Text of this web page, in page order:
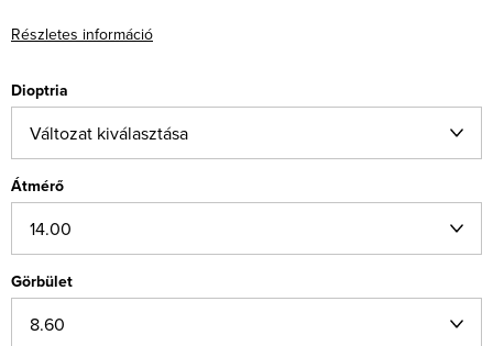
Részletes információ
Dioptria
Átmérő
Görbület